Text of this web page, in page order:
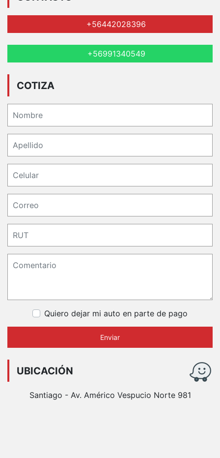
+56442028396
+56991340549
COTIZA
Quiero dejar mi auto en parte de pago
Enviar
UBICACIÓN
Santiago - Av. Américo Vespucio Norte 981